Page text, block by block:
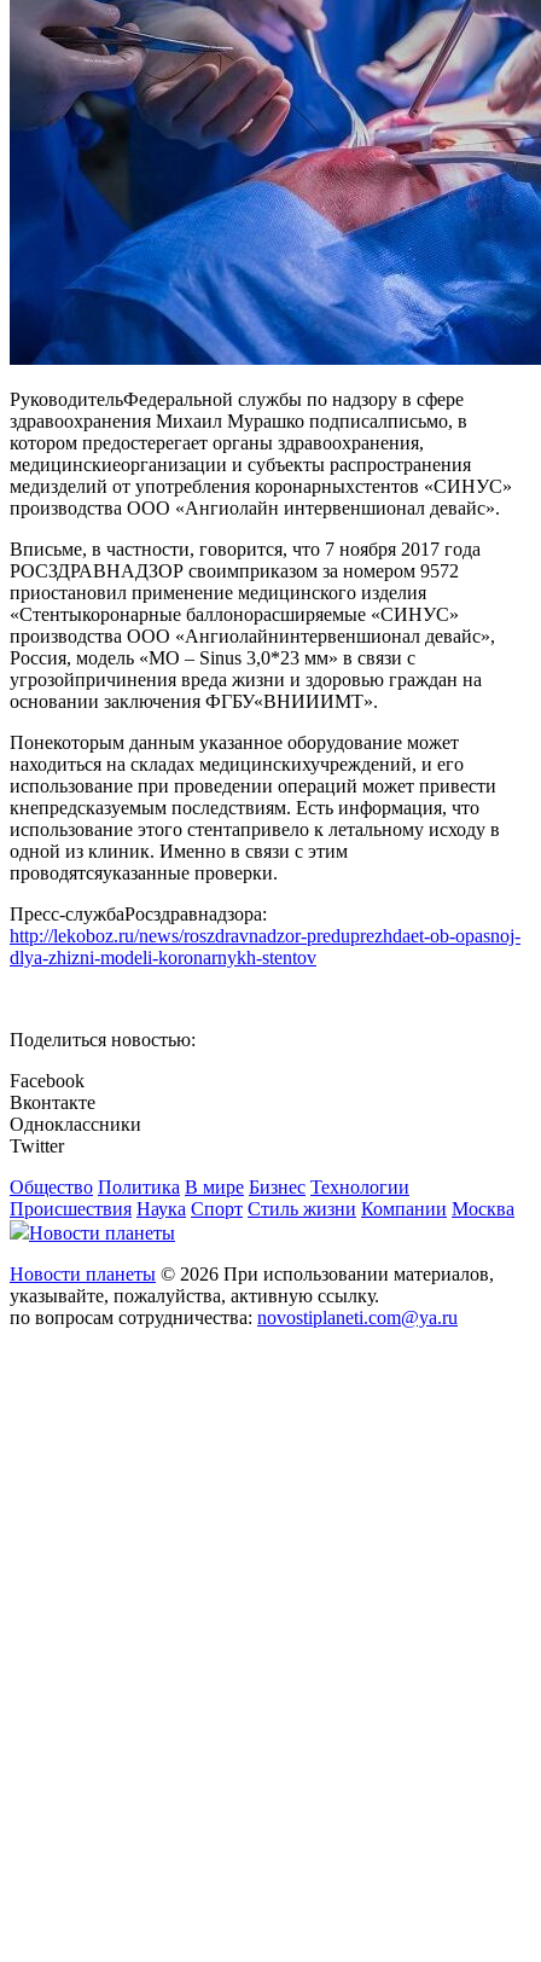
РуководительФедеральной службы по надзору в сфере
здравоохранения Михаил Мурашко подписалписьмо, в
котором предостерегает органы здравоохранения,
медицинскиеорганизации и субъекты распространения
медизделий от употребления коронарныхстентов «СИНУС»
производства ООО «Ангиолайн интервеншионал девайс».
Вписьме, в частности, говорится, что 7 ноября 2017 года
РОСЗДРАВНАДЗОР своимприказом за номером 9572
приостановил применение медицинского изделия
«Стентыкоронарные баллонорасширяемые «СИНУС»
производства ООО «Ангиолайнинтервеншионал девайс»,
Россия, модель «МО – Sinus 3,0*23 мм» в связи с
угрозойпричинения вреда жизни и здоровью граждан на
основании заключения ФГБУ«ВНИИИМТ».
Понекоторым данным указанное оборудование может
находиться на складах медицинскихучреждений, и его
использование при проведении операций может привести
кнепредсказуемым последствиям. Есть информация, что
использование этого стентапривело к летальному исходу в
одной из клиник. Именно в связи с этим
проводятсяуказанные проверки.
Пресс-службаРосздравнадзора:
http://lekoboz.ru/news/roszdravnadzor-preduprezhdaet-ob-opasnoj-
dlya-zhizni-modeli-koronarnykh-stentov
Поделиться новостью:
Facebook
Вконтакте
Одноклассники
Twitter
Общество Политика В мире Бизнес Технологии
Происшествия Наука Спорт Стиль жизни Компании Москва
Новости планеты
Новости планеты © 2026 При использовании материалов,
указывайте, пожалуйства, активную ссылку.
по вопросам сотрудничества: novostiplaneti.com@ya.ru